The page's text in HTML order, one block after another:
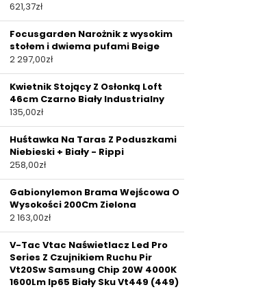
621,37zł
Focusgarden Narożnik z wysokim
stołem i dwiema pufami Beige
2 297,00zł
Kwietnik Stojący Z Osłonką Loft
46cm Czarno Biały Industrialny
135,00zł
Huśtawka Na Taras Z Poduszkami
Niebieski + Biały - Rippi
258,00zł
Gabionylemon Brama Wejścowa O
Wysokości 200Cm Zielona
2 163,00zł
V-Tac Vtac Naświetlacz Led Pro
Series Z Czujnikiem Ruchu Pir
Vt20Sw Samsung Chip 20W 4000K
1600Lm Ip65 Biały Sku Vt449 (449)